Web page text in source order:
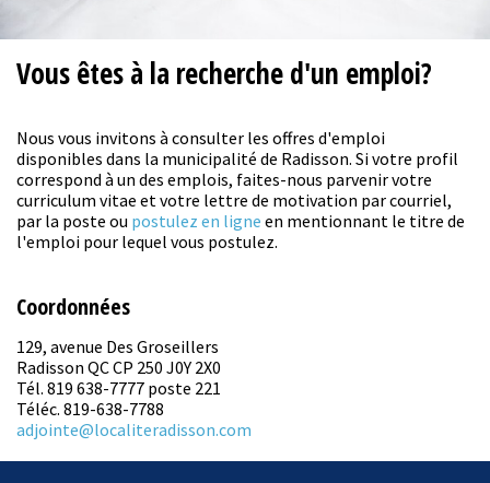
Vous êtes à la recherche d'un emploi?
Nous vous invitons à consulter les offres d'emploi
disponibles dans la municipalité de Radisson. Si votre profil
correspond à un des emplois, faites-nous parvenir votre
curriculum vitae et votre lettre de motivation par courriel,
par la poste ou postulez en ligne en mentionnant le titre de
l'emploi pour lequel vous postulez.
Coordonnées
129, avenue Des Groseillers
Radisson QC CP 250 J0Y 2X0
Tél. 819 638-7777 poste 221
Téléc. 819-638-7788
adjointe@localiteradisson.com